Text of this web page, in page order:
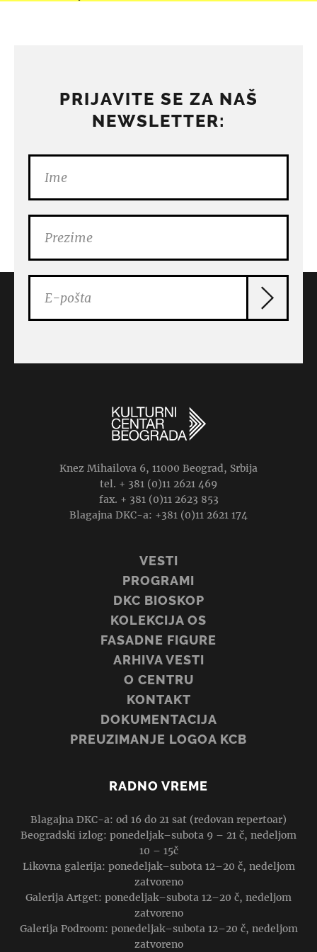
PRIJAVITE SE ZA NAŠ
NEWSLETTER:
Knez Mihailova 6, 11000 Beograd, Srbija
tel. + 381 (0)11 2621 469
fax. + 381 (0)11 2623 853
Blagajna DKC-a: +381 (0)11 2621 174
VESTI
PROGRAMI
DKC BIOSKOP
KOLEKCIJA OS
FASADNE FIGURE
ARHIVA VESTI
O CENTRU
KONTAKT
DOKUMENTACIJA
PREUZIMANJE LOGOA KCB
RADNO VREME
Blagajna DKC-a: od 16 do 21 sat (redovan repertoar)
Beogradski izlog: ponedeljak–subota 9 – 21 č, nedeljom
10 – 15č
Likovna galerija: ponedeljak–subota 12–20 č, nedeljom
zatvoreno
Galerija Artget: ponedeljak–subota 12–20 č, nedeljom
zatvoreno
Galerija Podroom: ponedeljak–subota 12–20 č, nedeljom
zatvoreno